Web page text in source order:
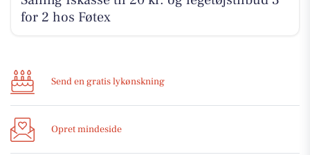
for 2 hos Føtex
Send en gratis lykønskning
Opret mindeside